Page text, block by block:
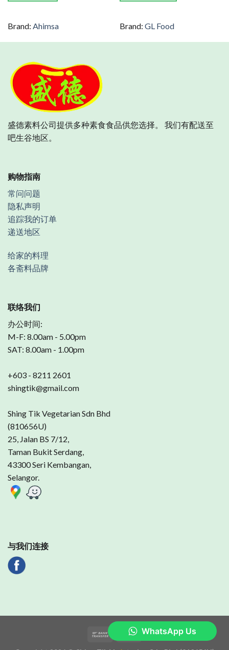
Brand: Ahimsa Brand: GL Food
盛德素料公司提供多种素食食品供您选择。 我们有配送至
吧生谷地区。
购物指南
常问问题
隐私声明
追踪我的订单
递送地区
给家的料理
各斋料品牌
联络我们
办公时间:
M-F: 8.00am - 5.00pm
SAT: 8.00am - 1.00pm
+603 - 8211 2601
shingtik@gmail.com
Shing Tik Vegetarian Sdn Bhd
(810656U)
25, Jalan BS 7/12,
Taman Bukit Serdang,
43300 Seri Kembangan,
Selangor.
与我们连接